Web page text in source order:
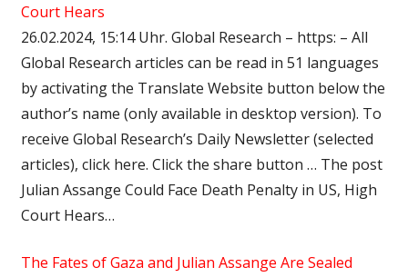
Court Hears
26.02.2024, 15:14 Uhr. Global Research – https: – All
Global Research articles can be read in 51 languages
by activating the Translate Website button below the
author’s name (only available in desktop version). To
receive Global Research’s Daily Newsletter (selected
articles), click here. Click the share button … The post
Julian Assange Could Face Death Penalty in US, High
Court Hears…
The Fates of Gaza and Julian Assange Are Sealed